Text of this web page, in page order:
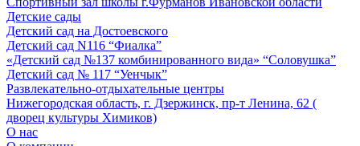
Детские сады
Детский сад на Достоевского
Детский сад N116 “Фиалка”
«Детский сад №137 комбинированного вида» “Соловушка”
Детский сад № 117 “Уенчык”
Развлекательно-отдыхательные центры
Нижегородская область, г. Дзержинск, пр-т Ленина, 62 (
дворец культуры Химиков)
О нас